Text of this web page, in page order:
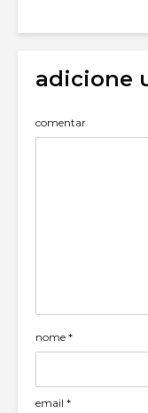
adicione
comentar
nome *
email *